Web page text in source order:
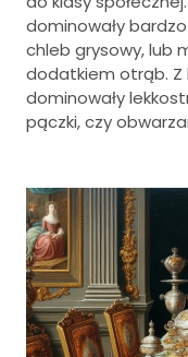
dominowały
chleb grysowy, lub
dodatkiem otrąb. Z
dominowały
pączki, czy